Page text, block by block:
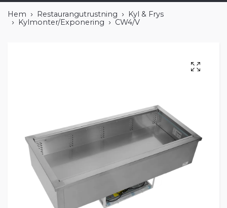
Hem Restaurangutrustning
Kyl & Frys
Kylmonter/Exponering
CW4/V